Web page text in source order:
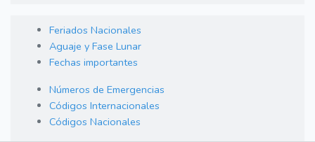
Feriados Nacionales
Aguaje y Fase Lunar
Fechas importantes
Números de Emergencias
Códigos Internacionales
Códigos Nacionales